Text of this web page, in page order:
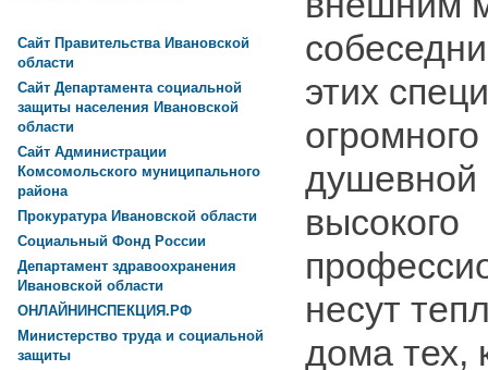
этих
душевной
высокого
несут
дома тех,
Сайт Правительства Ивановской
области
Сайт Департамента социальной
защиты населения Ивановской
области
Сайт Администрации
Комсомольского муниципального
района
Прокуратура Ивановской области
Социальный Фонд России
Департамент здравоохранения
Ивановской области
ОНЛАЙНИНСПЕКЦИЯ.РФ
Министерство труда и социальной
защиты